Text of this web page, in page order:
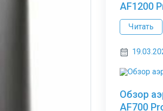
AF1200
Читать
Обзор
AF700